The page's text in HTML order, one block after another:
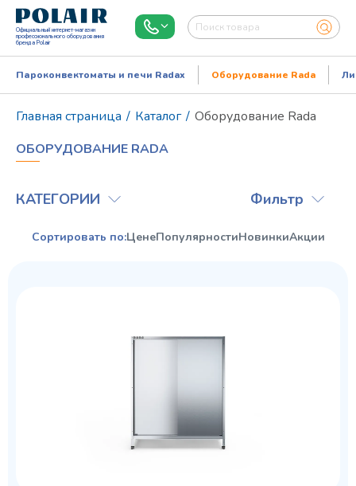
Официальный интернет-магазин
профессионального оборудования
бренда Polair
Пароконвектоматы и печи Radax Оборудование Rada
Главная страница / Каталог / Оборудование Rada
ОБОРУДОВАНИЕ RADA
КАТЕГОРИИ Фильтр
Сортировать по:ЦенеПопулярностиНовинкиАкции